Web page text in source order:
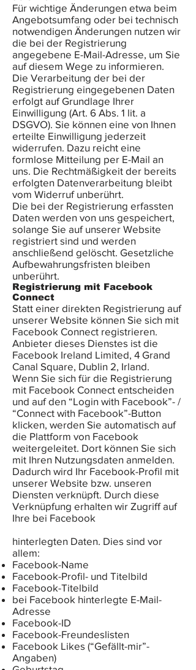
Für wichtige Änderungen etwa beim
Angebotsumfang oder bei technisch
notwendigen Änderungen nutzen wir
die bei der Registrierung
angegebene E-Mail-Adresse, um Sie
auf diesem Wege zu informieren.
Die Verarbeitung der bei der
Registrierung eingegebenen Daten
erfolgt auf Grundlage Ihrer
Einwilligung (Art. 6 Abs. 1 lit. a
DSGVO). Sie können eine von Ihnen
erteilte Einwilligung jederzeit
widerrufen. Dazu reicht eine
formlose Mitteilung per E-Mail an
uns. Die Rechtmäßigkeit der bereits
erfolgten Datenverarbeitung bleibt
vom Widerruf unberührt.
Die bei der Registrierung erfassten
Daten werden von uns gespeichert,
solange Sie auf unserer Website
registriert sind und werden
anschließend gelöscht. Gesetzliche
Aufbewahrungsfristen bleiben
unberührt.
Registrierung mit Facebook
Connect
Statt einer direkten Registrierung auf
unserer Website können Sie sich mit
Facebook Connect registrieren.
Anbieter dieses Dienstes ist die
Facebook Ireland Limited, 4 Grand
Canal Square, Dublin 2, Irland.
Wenn Sie sich für die Registrierung
mit Facebook Connect entscheiden
und auf den “Login with Facebook”- /
“Connect with Facebook”-Button
klicken, werden Sie automatisch auf
die Plattform von Facebook
weitergeleitet. Dort können Sie sich
mit Ihren Nutzungsdaten anmelden.
Dadurch wird Ihr Facebook-Profil mit
unserer Website bzw. unseren
Diensten verknüpft. Durch diese
Verknüpfung erhalten wir Zugriff auf
Ihre bei Facebook
hinterlegten Daten. Dies sind vor
allem:
Facebook-Name
Facebook-Profil- und Titelbild
Facebook-Titelbild
bei Facebook hinterlegte E-Mail-
Adresse
Facebook-ID
Facebook-Freundeslisten
Facebook Likes (“Gefällt-mir”-
Angaben)